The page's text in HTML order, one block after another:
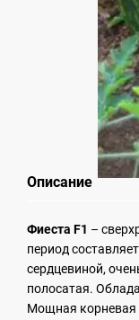
Описание
Фиеста F1 –
период
сердцевиной,
полосатая.
Мощная корневая